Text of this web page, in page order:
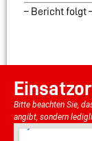
– Bericht folgt
Bitte beachten Sie,
angibt, sondern